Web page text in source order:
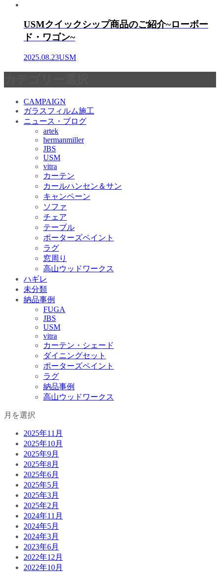
USMクイックシップ商品のご紹介~ローボー
ド・ワゴン~
2025.08.23USM
CAMPAIGN
ガラスフィルム施工
ニュース・ブログ
artek
hermanmiller
JBS
USM
vitra
カーテン
カールハンセン＆サン
キャンペーン
ソファ
チェア
テーブル
ポーターズペイント
ラグ
窓周り
高山ウッドワークス
ハギレ
未分類
納品事例
FUGA
JBS
USM
vitra
カーテン・シェード
ダイニングセット
ポーターズペイント
ラグ
納品事例
高山ウッドワークス
月を選択
2025年11月
2025年10月
2025年9月
2025年8月
2025年6月
2025年5月
2025年3月
2025年2月
2024年11月
2024年5月
2024年3月
2023年6月
2022年12月
2022年10月